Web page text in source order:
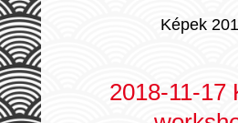
Képek
2018-11-17